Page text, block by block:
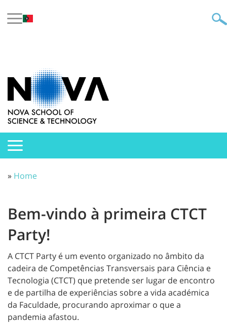
» Home
Bem-vindo à primeira CTCT
Party!
A CTCT Party é um evento organizado no âmbito da
cadeira de Competências Transversais para Ciência e
Tecnologia (CTCT) que pretende ser lugar de encontro
e de partilha de experiências sobre a vida académica
da Faculdade, procurando aproximar o que a
pandemia afastou.